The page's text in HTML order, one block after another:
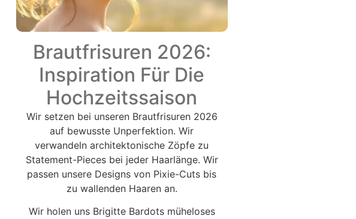
Brautfrisuren 2026:
Inspiration Für Die
Hochzeitssaison
Wir setzen bei unseren Brautfrisuren 2026
auf bewusste Unperfektion. Wir
verwandeln architektonische Zöpfe zu
Statement-Pieces bei jeder Haarlänge. Wir
passen unsere Designs von Pixie-Cuts bis
zu wallenden Haaren an.
Wir holen uns Brigitte Bardots müheloses